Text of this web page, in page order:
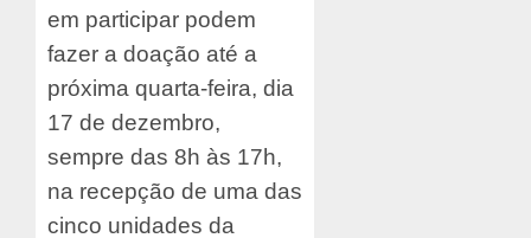
em participar podem
fazer a doação até a
próxima quarta-feira, dia
17 de dezembro,
sempre das 8h às 17h,
na recepção de uma das
cinco unidades da